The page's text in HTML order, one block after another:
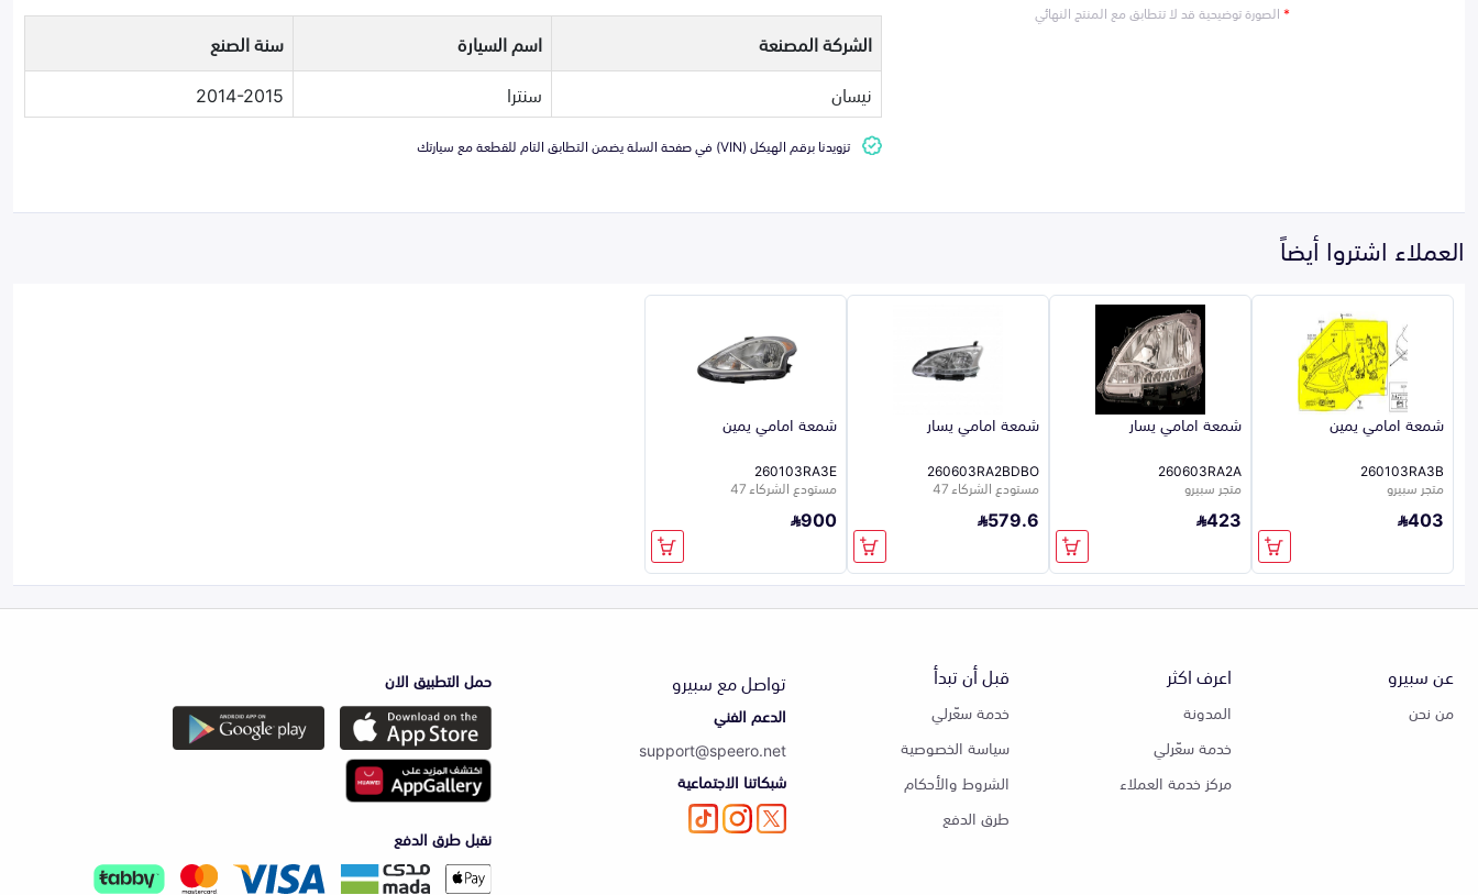
*الصورة توضيحية قد لا تتطابق مع المنتج النهائي
الشركة المصنعة اسم السيارة
سنة الصنع
نيسان
سنترا 2014-2015
تزويدنا برقم الهيكل (VIN) في صفحة السلة يضمن التطابق التام للقطعة مع سيارتك
العملاء اشتروا أيضاً
شمعة امامي يمين
260103RA3B
متجر سبيرو
403
شمعة امامي يسار
260603RA2A
متجر سبيرو
423
شمعة امامي يسار
260603RA2BDBO
مستودع الشركاء 47
579.6
شمعة امامي يمين
260103RA3E
مستودع الشركاء 47
900
عن سبيرو
من نحن
اعرف اكثر
المدونة
خدمة سعّرلي
مركز خدمة العملاء
قبل أن تبدأ
خدمة سعّرلي
سياسة الخصوصية
الشروط والأحكام
طرق الدفع
تواصل مع سبيرو
الدعم الفني
support@speero.net
شبكاتنا الاجتماعية
حمل التطبيق الان
نقبل طرق الدفع